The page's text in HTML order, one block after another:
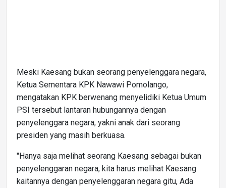
Meski Kaesang bukan seorang penyelenggara negara,
Ketua Sementara KPK Nawawi Pomolango,
mengatakan KPK berwenang menyelidiki Ketua Umum
PSI tersebut lantaran hubungannya dengan
penyelenggara negara, yakni anak dari seorang
presiden yang masih berkuasa.
"Hanya saja melihat seorang Kaesang sebagai bukan
penyelenggaran negara, kita harus melihat Kaesang
kaitannya dengan penyelenggaran negara gitu, Ada